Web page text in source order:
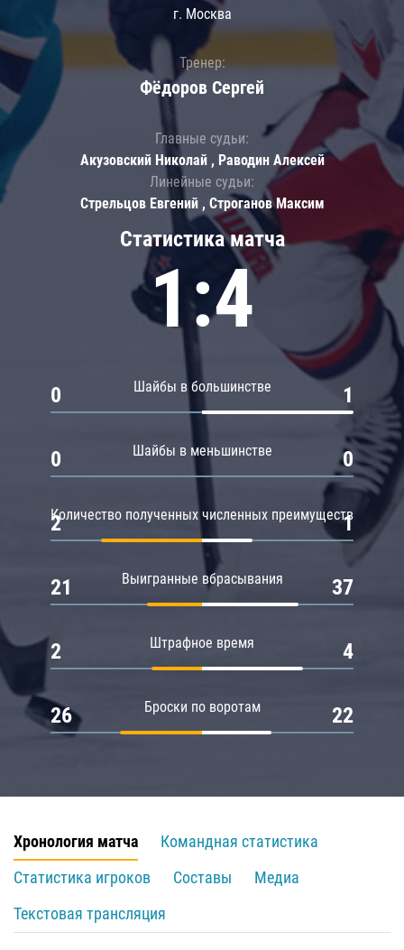
Статистика матча
1:4
Шайбы в большинстве
0 1
Шайбы в меньшинстве
0 0
Количество полученных численных преимуществ
2 1
Выигранные вбрасывания
21 37
Штрафное время
2 4
Броски по воротам
26 22
г. Москва
Тренер:
Фёдоров Сергей
Главные судьи:
Акузовский Николай , Раводин Алексей
Линейные судьи:
Стрельцов Евгений , Строганов Максим
Хронология матча
Командная статистика
Статистика игроков
Составы
Медиа
Текстовая трансляция